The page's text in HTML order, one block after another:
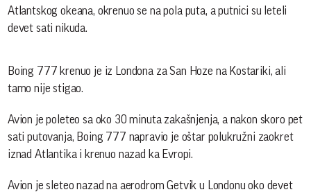
Atlantskog okeana, okrenuo se na pola puta, a putnici su leteli
devet sati nikuda.
Boing 777 krenuo je iz Londona za San Hoze na Kostariki, ali
tamo nije stigao.
Avion je poleteo sa oko 30 minuta zakašnjenja, a nakon skoro pet
sati putovanja, Boing 777 napravio je oštar polukružni zaokret
iznad Atlantika i krenuo nazad ka Evropi.
Avion je sleteo nazad na aerodrom Getvik u Londonu oko devet